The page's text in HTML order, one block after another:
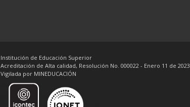
Institución de Educación Superior
Acreditación de Alta calidad, Resolución No. 000022 - Enero 11 de 2023
Vigilada por MINEDUCACIÓN